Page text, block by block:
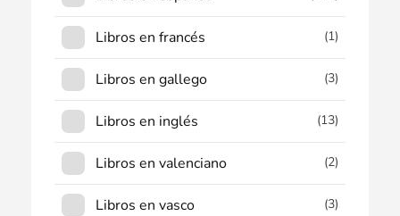
Libros en francés (1)
Libros en gallego (3)
Libros en inglés (13)
Libros en valenciano (2)
Libros en vasco (3)